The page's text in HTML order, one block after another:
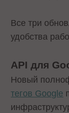
Все три
удобства
API для
Новый
тегов Google